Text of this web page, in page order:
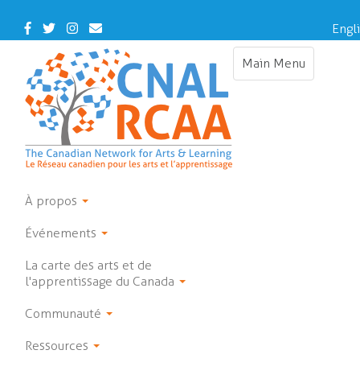
main
Facebook
TwitterInstagram
Contact
Us
Main Menu
Toggle
À propos
Événements
La carte des arts et de
l'apprentissage du Canada
Communauté
Ressources